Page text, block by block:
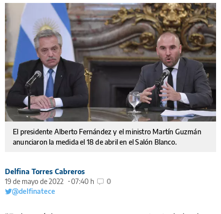
El presidente Alberto Fernández y el ministro Martín Guzmán
anunciaron la medida el 18 de abril en el Salón Blanco.
Delfina Torres Cabreros
19 de mayo de 2022
07:40 h
0
@delfinatece